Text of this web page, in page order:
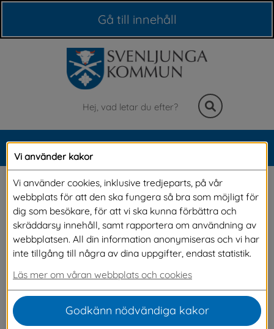
Gå till innehåll
Sök
Meny
Hyr en nybyggd lägenhet
i Svenljunga
Välkommen till ett modernt boende på 101
kvadratmeter med en generös och
för hela familjen. På Dalsåkersgatan i
Svenljunga tätort finns en ledig 4:a kvar som du
Vi använder kakor
Vi använder cookies, inklusive tredjeparts, på vår
webbplats för att den ska fungera så bra som möjligt för
dig som besökare, för att vi ska kunna förbättra och
skräddarsy innehåll, samt rapportera om användning av
webbplatsen. All din information anonymiseras och vi har
inte tillgång till några av dina uppgifter, endast statistik.
Läs mer om våran webbplats och cookies
Godkänn nödvändiga kakor